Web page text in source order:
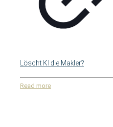
Löscht KI die Makler?
Read more